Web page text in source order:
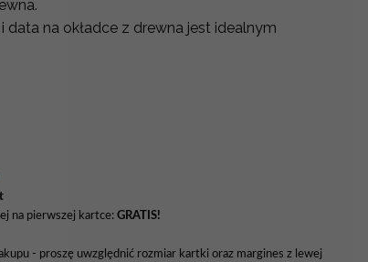
data na okładce z drewna jest idealnym
na pierwszej kartce: GRATIS!
- proszę uwzględnić rozmiar kartki oraz margines z lewej